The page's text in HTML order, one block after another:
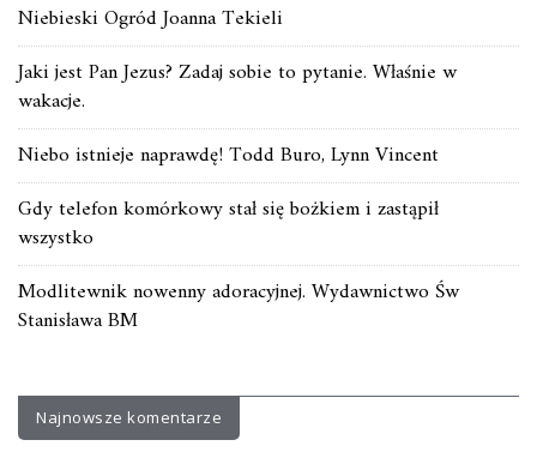
Niebieski Ogród Joanna Tekieli
Jaki jest Pan Jezus? Zadaj sobie to pytanie. Właśnie w
wakacje.
Niebo istnieje naprawdę! Todd Buro, Lynn Vincent
Gdy telefon komórkowy stał się bożkiem i zastąpił
wszystko
Modlitewnik nowenny adoracyjnej. Wydawnictwo Św
Stanisława BM
Najnowsze komentarze